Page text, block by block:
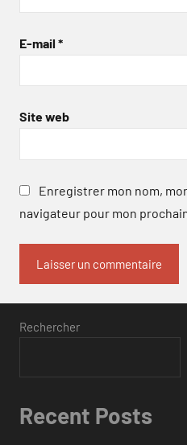
E-mail *
Site web
Enregistrer mon nom,
navigateur pour mon
Rechercher
Recent Posts